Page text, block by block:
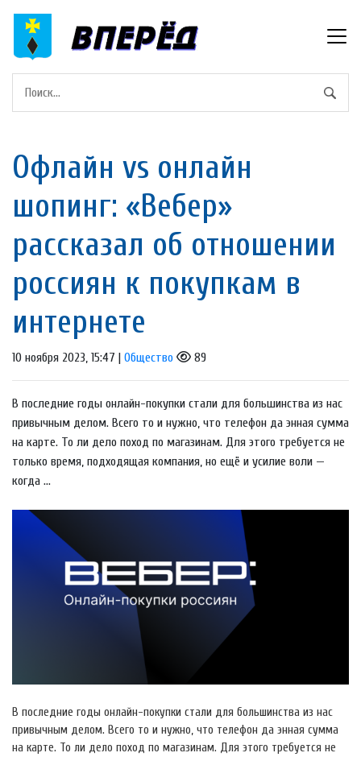
Офлайн vs онлайн
шопинг: «Вебер»
рассказал об отношении
россиян к покупкам в
интернете
10 ноября 2023, 15:47 | Общество 89
В последние годы онлайн-покупки стали для большинства из нас
привычным делом. Всего то и нужно, что телефон да энная сумма
на карте. То ли дело поход по магазинам. Для этого требуется не
только время, подходящая компания, но ещё и усилие воли —
когда ...
В последние годы онлайн-покупки стали для большинства из нас
привычным делом. Всего то и нужно, что телефон да энная сумма
на карте. То ли дело поход по магазинам. Для этого требуется не